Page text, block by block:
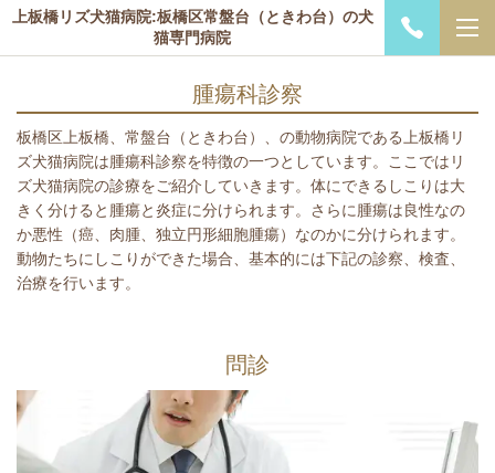
上板橋リズ犬猫病院:板橋区常盤台（ときわ台）の犬
猫専門病院
腫瘍科診察
板橋区上板橋、常盤台（ときわ台）、の動物病院である上板橋リ
ズ犬猫病院は腫瘍科診察を特徴の一つとしています。ここではリ
ズ犬猫病院の診療をご紹介していきます。体にできるしこりは大
きく分けると腫瘍と炎症に分けられます。さらに腫瘍は良性なの
か悪性（癌、肉腫、独立円形細胞腫瘍）なのかに分けられます。
動物たちにしこりができた場合、基本的には下記の診察、検査、
治療を行います。
問診